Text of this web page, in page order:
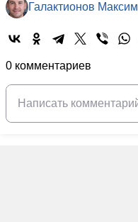
Галактионов Максим
0 комментариев